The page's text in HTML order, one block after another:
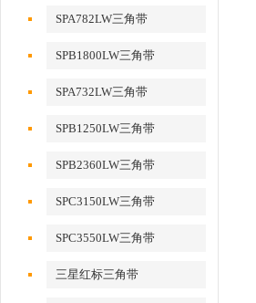
SPA782LW三角带
SPB1800LW三角带
SPA732LW三角带
SPB1250LW三角带
SPB2360LW三角带
SPC3150LW三角带
SPC3550LW三角带
三星红标三角带